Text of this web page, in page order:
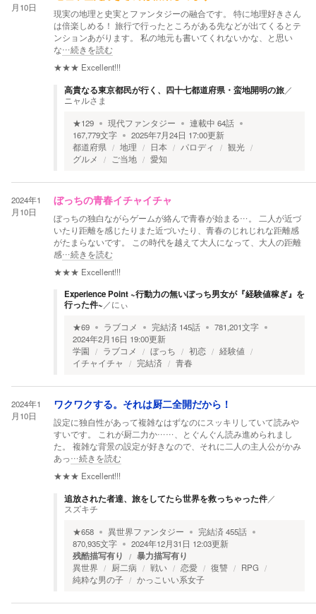
月10日
現実の地理と史実とファンタジーの融合です。 特に地理好きさん
は倍楽しめる！ 旅行で行ったところがある先などが出てくるとテ
ンションあがります。 私の地元も書いてくれないかな、と思い
な…続きを読む
★★★ Excellent!!!
高貴なる東京都民が行く、四十七都道府県・蛮地開明の旅／
ニャルさま
★129 現代ファンタジー 連載中 64話
167,779文字 2025年7月24日 17:00更新
都道府県
地理 日本 パロディ
観光
グルメ
ご当地 愛知
2024年1
月10日
ぼっちの青春イチャイチャ
ぼっちの独白ながらゲームが絡んで青春が始まる…。 二人が近づ
いたり距離を感じたりまた近づいたり、青春のじれじれな距離感
がたまらないです。 この時代を越えて大人になって、大人の距離
感…続きを読む
★★★ Excellent!!!
Experience Point ~行動力の無いぼっち男女が『経験値稼ぎ』を
行った件~ ／にぃ
★69 ラブコメ 完結済 145話 781,201文字
2024年2月16日 19:00更新
学園
ラブコメ ぼっち 初恋
経験値
イチャイチャ
完結済 青春
2024年1
月10日
ワクワクする。それは厨二全開だから！
設定に独自性があって複雑なはずなのにスッキリしていて読みや
すいです。 これが厨二力か……、とぐんぐん読み進められまし
た。 複雑な背景の設定が好きなので、それに二人の主人公がかみ
あっ…続きを読む
★★★ Excellent!!!
追放された者達、旅をしてたら世界を救っちゃった件／
スズキチ
★658 異世界ファンタジー 完結済455話
870,935文字 2024年12月31日 12:03更新
残酷描写有り 暴力描写有り
異世界 厨二病 戦い 恋愛 復讐
RPG
純粋な男の子
かっこいい系女子